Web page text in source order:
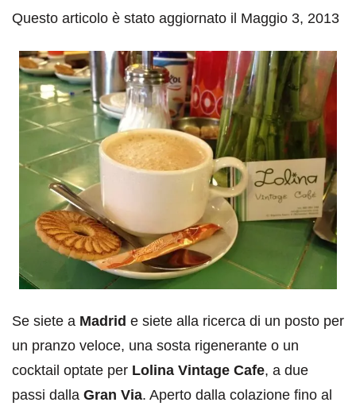
Questo articolo è stato aggiornato il Maggio 3, 2013
Se siete a Madrid e siete alla ricerca di un posto per
un pranzo veloce, una sosta rigenerante o un
cocktail optate per Lolina Vintage Cafe, a due
passi dalla Gran Via. Aperto dalla colazione fino al